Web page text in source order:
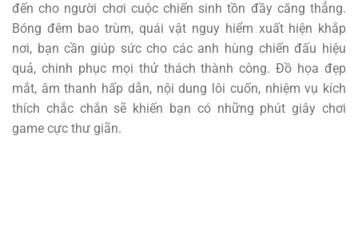
đến cho người chơi cuộc chiến sinh tồn đầy căng thẳng.
Bóng đêm bao trùm, quái vật nguy hiểm xuất hiện khắp
nơi, bạn cần giúp sức cho các anh hùng chiến đấu hiệu
quả, chinh phục mọi thử thách thành công. Đồ họa đẹp
mắt, âm thanh hấp dẫn, nội dung lôi cuốn, nhiệm vụ kích
thích chắc chắn sẽ khiến bạn có những phút giây chơi
game cực thư giãn.